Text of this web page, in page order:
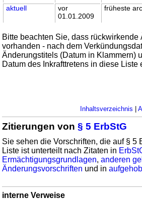
aktuell
vor
01.01.2009
früheste
Bitte beachten Sie, dass
vorhanden - nach dem
Änderungstitels (Datum in Klammern)
Datum des Inkrafttretens in diese Liste
Inhaltsverzeichnis |
Zitierungen von§ 5 ErbStG
Sie sehen die Vorschriften, die auf § 5
Liste ist unterteilt nach Zitaten in
Ermächtigungsgrundlagen,anderen
Änderungsvorschriften und in
interne Verweise